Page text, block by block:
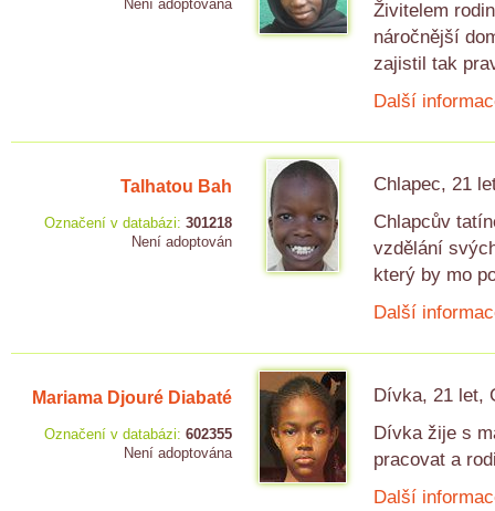
Není adoptována
Živitelem
náročnější
zajistil tak
Další
Talhatou Bah
Označení v databázi: 301218
Není adoptován
Chlapec, 21
Chlapcův
vzdělání
který by mo
Další
Mariama Djouré Diabaté
Označení v databázi: 602355
Není adoptována
Dívka, 21 let,
Dívka žije s
pracovat a
Další